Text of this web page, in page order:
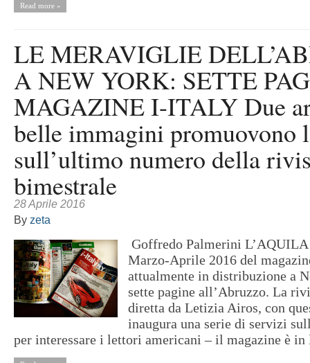
Read more »
LE MERAVIGLIE
A NEW YORK: SETTE
MAGAZINE I-ITALY Due
belle immagini promuovono
sull’ultimo numero della
bimestrale
28 Aprile 2016
By zeta
Goffredo Palmerini
Marzo-Aprile 2016 del
attualmente in distribuzione a
sette pagine all’Abruzzo. La
diretta da Letizia Airos, con
inaugura una serie di servizi
per interessare i lettori americani – il magazine è in